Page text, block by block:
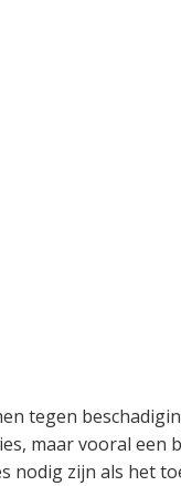
tegen
maar vooral
zijn als het